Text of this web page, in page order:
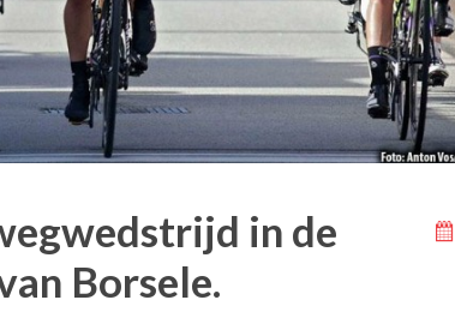
in de
Borsele.